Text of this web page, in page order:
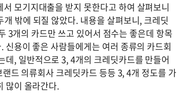
모기지대출을 받지 못한다고 하여 살펴보니
밖에 되질 않았다. 내용을 살펴보니, 크레딧
3개의 카드만 쓰고 있어서 점수는 좋은데 항목
용이 좋은 사람들에게는 여러 종류의 카드회
, 일반적으로 3, 4개의 크레딧카드를 만들어
드 의류회사 크레딧카드 등등 3, 4개 정도를 가
많이 올라간다.